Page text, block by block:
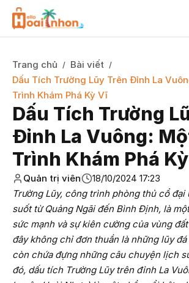
Trang chủ / Bài viết /
Dấu Tích Trường Lũy Trên Đỉnh La
Trình Khám Phá Kỳ Vĩ
Dấu Tích Trường
Đỉnh La Vuông:
Trình Khám Phá
Quản trị viên
18/10/2024 17:23
Trường Lũy, công trình phòng thủ cổ đại
suốt từ Quảng Ngãi đến Bình Định, là
sức mạnh và sự kiên cường của vùng
đây không chỉ đơn thuần là những lũy
còn chứa đựng những câu chuyện lịch
đó, dấu tích Trường Lũy trên đỉnh La